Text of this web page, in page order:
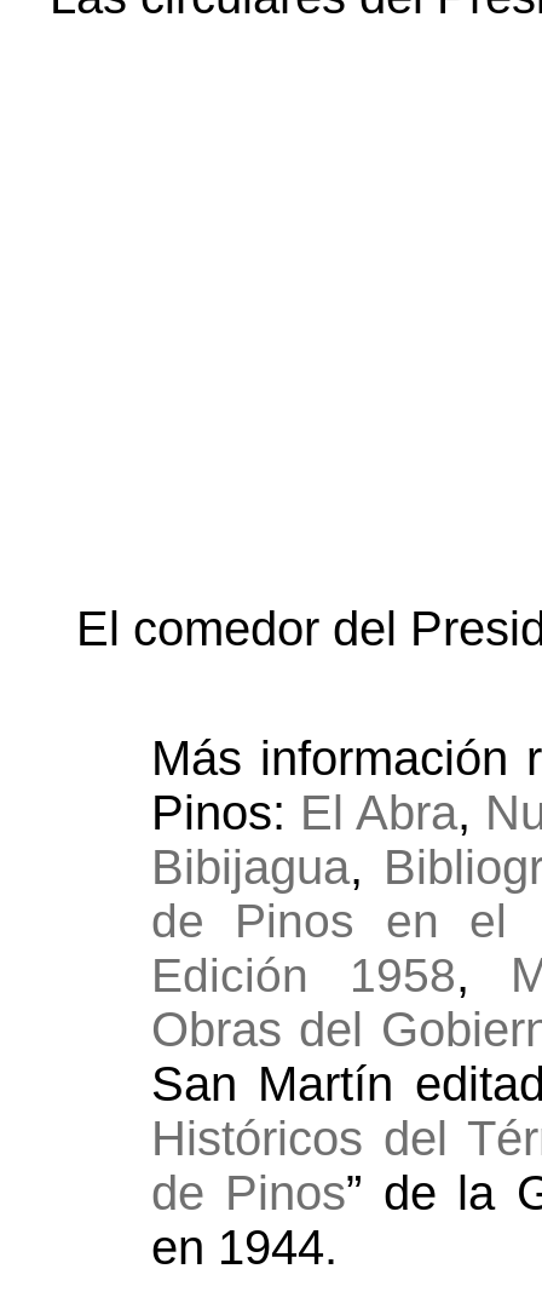
El comedor del
Más información
Pinos: El Abra,
Bibijagua,
de Pinos en el
Edición 1958,
Obras del
San Martín
Históricos del
de Pinos” de la
en 1944.